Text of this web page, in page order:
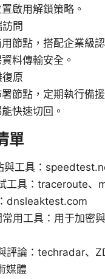
啟用解鎖策略。
問
節點，搭配企業級
料傳輸安全。
原
節點，定期執行備
快速切回。
單
與工具：
工具：traceroute、
dnsleaktest.com
用工具：用于加密
評論：techradar、
媒體